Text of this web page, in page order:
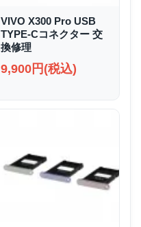
VIVO X300 Pro USB
TYPE-Cコネクター 交
換修理
9,900円(税込)